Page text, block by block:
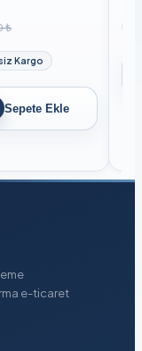
₺
Kargo
Sepete Ekle
e-ticaret